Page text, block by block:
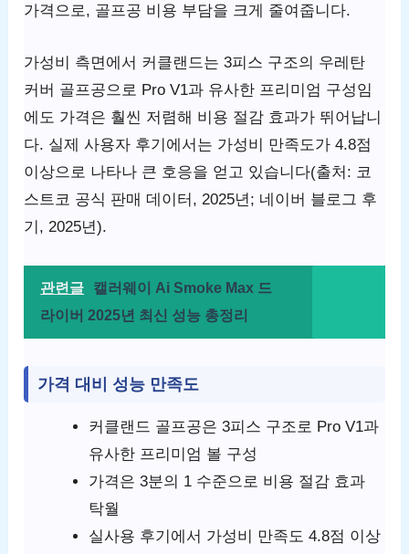
가격으로, 골프공 비용 부담을 크게 줄여줍니다.
가성비 측면에서 커클랜드는 3피스 구조의 우레탄
커버 골프공으로 Pro V1과 유사한 프리미엄 구성임
에도 가격은 훨씬 저렴해 비용 절감 효과가 뛰어납니
다. 실제 사용자 후기에서는 가성비 만족도가 4.8점
이상으로 나타나 큰 호응을 얻고 있습니다(출처: 코
스트코 공식 판매 데이터, 2025년; 네이버 블로그 후
기, 2025년).
관련글
캘러웨이 Ai Smoke Max 드
라이버 2025년 최신 성능 총정리
가격 대비 성능 만족도
커클랜드 골프공은 3피스 구조로 Pro V1과
유사한 프리미엄 볼 구성
가격은 3분의 1 수준으로 비용 절감 효과
탁월
실사용 후기에서 가성비 만족도 4.8점 이상